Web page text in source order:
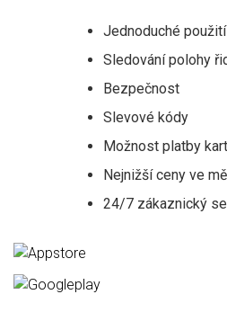
Jednoduché použití
Sledování polohy
Bezpečnost
Slevové kódy
Možnost platby
Nejnižší ceny ve
24/7 zákaznický